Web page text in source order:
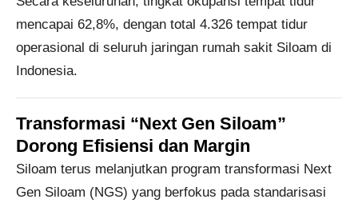
mencapai 62,8%, dengan total 4.326 tempat tidur
operasional di seluruh jaringan rumah sakit Siloam di
Indonesia.
Transformasi “Next Gen Siloam”
Dorong Efisiensi dan Margin
Siloam terus melanjutkan program transformasi Next
Gen Siloam (NGS) yang berfokus pada standarisasi